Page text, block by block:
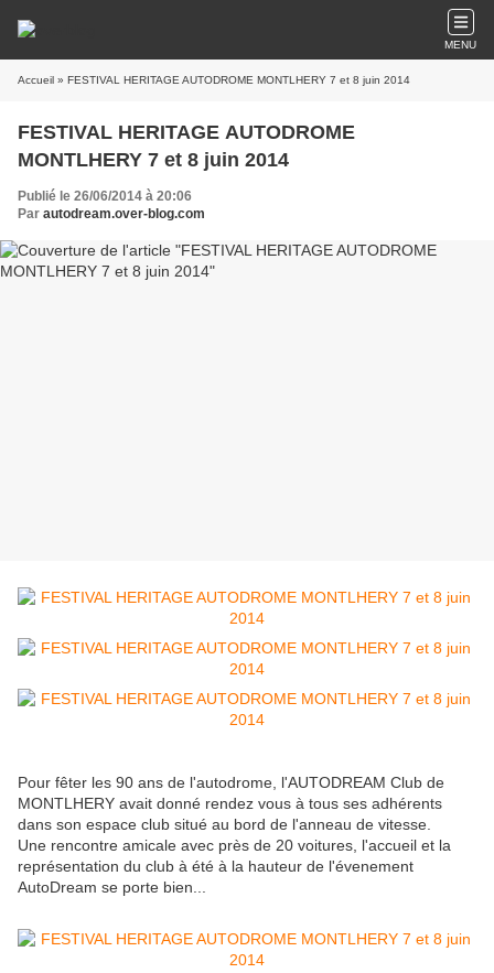
MENU
Accueil » FESTIVAL HERITAGE AUTODROME MONTLHERY 7 et 8 juin 2014
FESTIVAL HERITAGE AUTODROME
MONTLHERY 7 et 8 juin 2014
Publié le 26/06/2014 à 20:06
Par autodream.over-blog.com
Pour fêter les 90 ans de l'autodrome, l'AUTODREAM Club de
MONTLHERY avait donné rendez vous à tous ses adhérents
dans son espace club situé au bord de l'anneau de vitesse.
Une rencontre amicale avec près de 20 voitures, l'accueil et la
représentation du club à été à la hauteur de l'évenement
AutoDream se porte bien...